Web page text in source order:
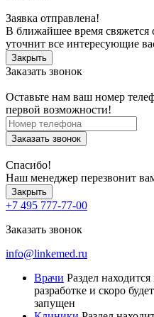
Заявка отправлена!
В ближайшее время свяжется
уточнит все интересующие
Закрыть
Заказать звонок
Оставьте нам ваш номер
первой возможности!
Заказать звонок
Спасибо!
Наш менеджер перезвонит
Закрыть
+7 495 777-77-00
Заказать звонок
info@linkemed.ru
Врачи Раздел находится
разработке и скоро будет
запущен